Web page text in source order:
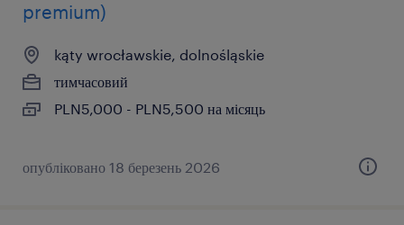
premium)
kąty wrocławskie, dolnośląskie
тимчасовий
PLN5,000 - PLN5,500 на місяць
опубліковано 18 березень 2026